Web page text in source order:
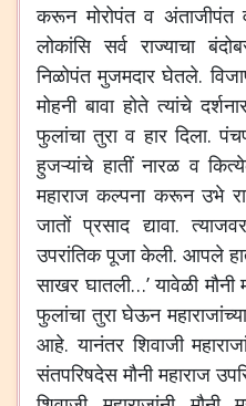
करून मोरोपंत व
लोकांसि सर्व राज्याचा
निळोपंत मुजमदार घेतले.
मोहनी बावा होते त्यांचे
फुलांचा तुरा व हार दिला.
हुजऱ्यांचे हातीं नारळ व
महाराज कल्पना करून उभे
जातों प्रसाद द्यावा.
उपरांतिक पूजा केली. आपले
साखर घातली…’ यावेळी मौनी
फुलांचा तुरा घेऊन
आहे. यानंतर शिवाजी
संतपरिषदेस मौनी महाराज